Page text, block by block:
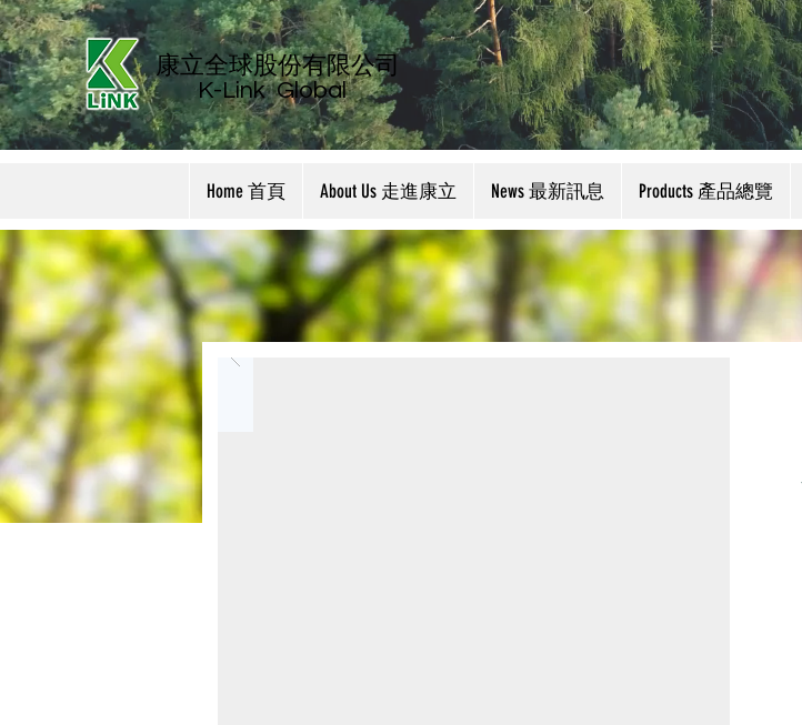
康立全球股份有限公司
K-LinkGlobal
Home 首頁 About Us 走進康立 News 最新訊息 Products 產品總覽